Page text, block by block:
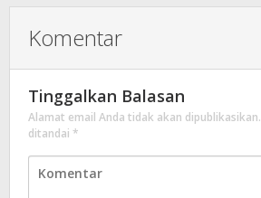
Komentar
Tinggalkan Balasan
Alamat email Anda tidak akan dipublikasikan.
ditandai *